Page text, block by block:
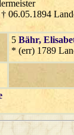
06.05.1894
5 Bähr,
* (err) 1789